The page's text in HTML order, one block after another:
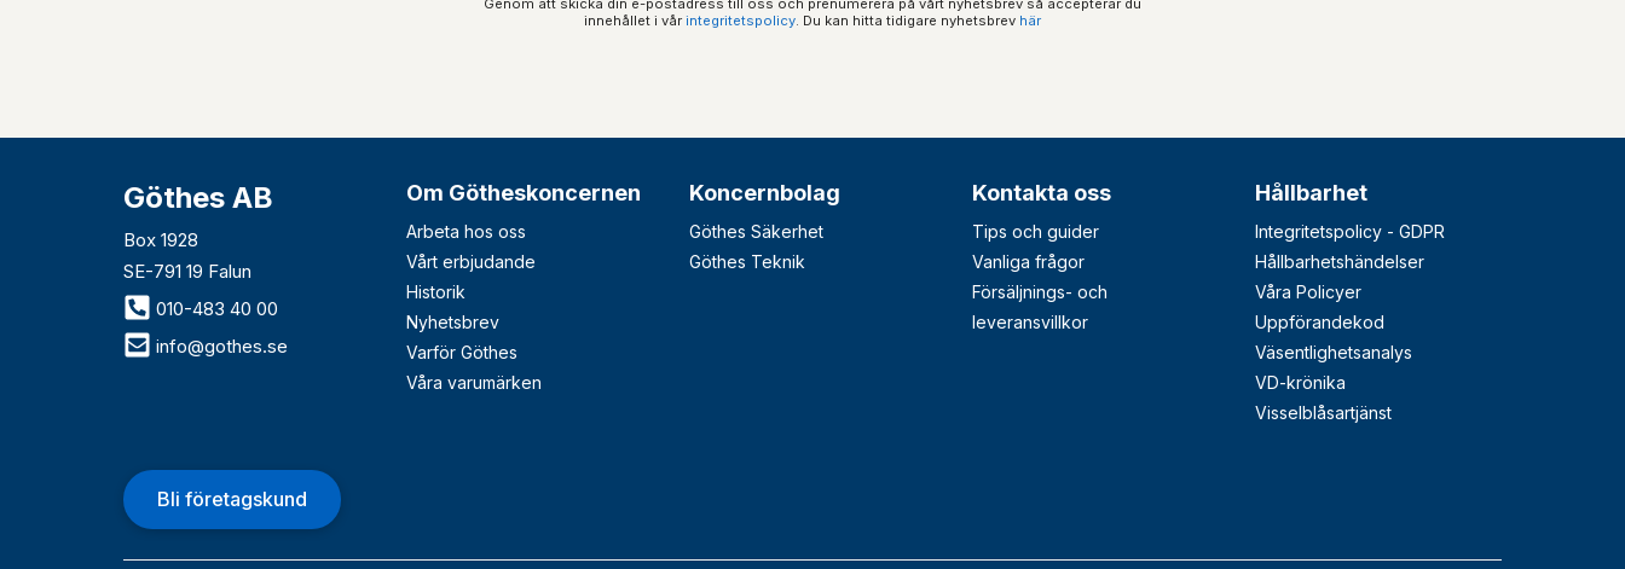
Genom att skicka din e-postadress till oss och prenumerera på vårt nyhetsbrev så accepterar du
innehållet i vår integritetspolicy. Du kan hitta tidigare nyhetsbrev här
Göthes AB
Box 1928
SE-791 19 Falun
010-483 40 00
info@gothes.se
Om Götheskoncernen
Arbeta hos oss
Vårt erbjudande
Historik
Nyhetsbrev
Varför Göthes
Våra varumärken
Koncernbolag
Göthes Säkerhet
Göthes Teknik
Kontakta oss
Tips och guider
Vanliga frågor
Försäljnings- och
leveransvillkor
Hållbarhet
Integritetspolicy - GDPR
Hållbarhetshändelser
Våra Policyer
Uppförandekod
Väsentlighetsanalys
VD-krönika
Visselblåsartjänst
Bli företagskund